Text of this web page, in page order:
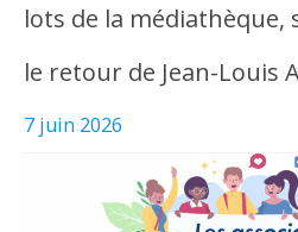
lots de la médiathèque,
le retour de Jean-Louis
7 juin 2026